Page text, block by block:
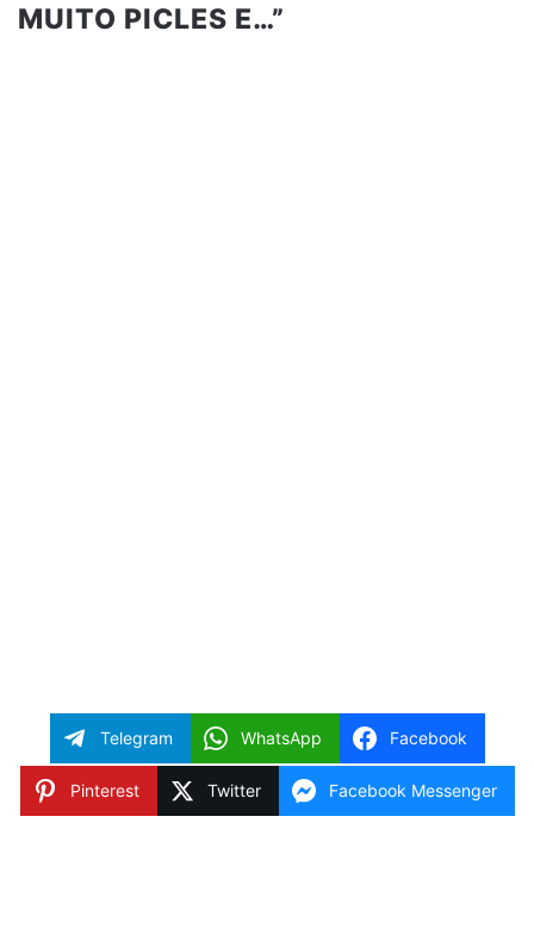
MUITO PICLES E…”
Telegram WhatsApp Facebook
Pinterest Twitter Facebook Messenger